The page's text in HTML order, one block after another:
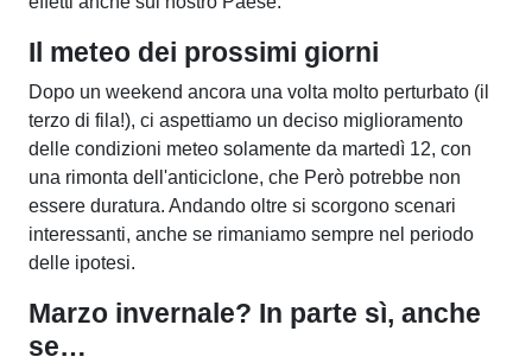
Il meteo dei prossimi giorni
Dopo un weekend ancora una volta molto perturbato (il
terzo di fila!), ci aspettiamo un deciso miglioramento
delle condizioni meteo solamente da martedì 12, con
una rimonta dell'anticiclone, che Però potrebbe non
essere duratura. Andando oltre si scorgono scenari
interessanti, anche se rimaniamo sempre nel periodo
delle ipotesi.
Marzo invernale? In parte sì, anche
se…